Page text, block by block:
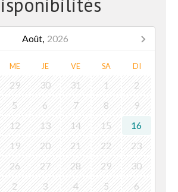
Août, 2026
ME JE VE SA DI
29 30 31 1
2
5 6 7 8
9
12 13 14 15
16
19 20 21 22
23
26 27 28 29
30
2 3 4 5 6